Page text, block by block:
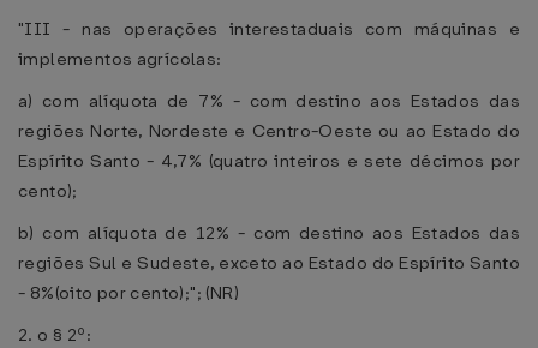
"III - nas operações interestaduais com máquinas e
implementos agrícolas:
a) com alíquota de 7% - com destino aos Estados das
regiões Norte, Nordeste e Centro-Oeste ou ao Estado do
Espírito Santo - 4,7% (quatro inteiros e sete décimos por
cento);
b) com alíquota de 12% - com destino aos Estados das
regiões Sul e Sudeste, exceto ao Estado do Espírito Santo
- 8%(oito por cento);"; (NR)
2. o § 2º: